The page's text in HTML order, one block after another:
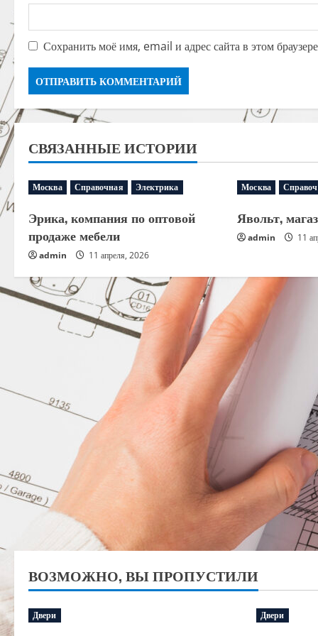
Сохранить моё имя, email и адрес сайта в этом
СВЯЗАННЫЕ ИСТОРИИ
Москва Справочная Электрика
Эрика, компания по оптовой
продаже мебели
admin 11 апреля, 2026
Москва
Явольт,
admin 11
ВОЗМОЖНО, ВЫ ПРОПУСТИЛИ
Двери Двери